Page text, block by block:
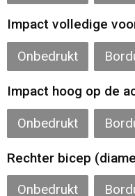
Impact volledige
Onbedrukt
Impact hoog op de
Onbedrukt
Rechter bicep
Onbedrukt